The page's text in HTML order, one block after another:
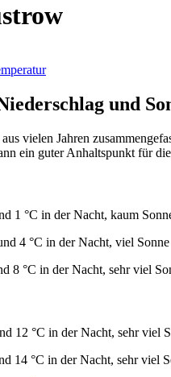
und
aus vielen Jahren
ein guter Anhaltspunkt für
1 °C in der Nacht, kaum
4 °C in der Nacht, viel
8 °C in der Nacht, sehr viel
12 °C in der Nacht, sehr viel
14 °C in der Nacht, sehr viel